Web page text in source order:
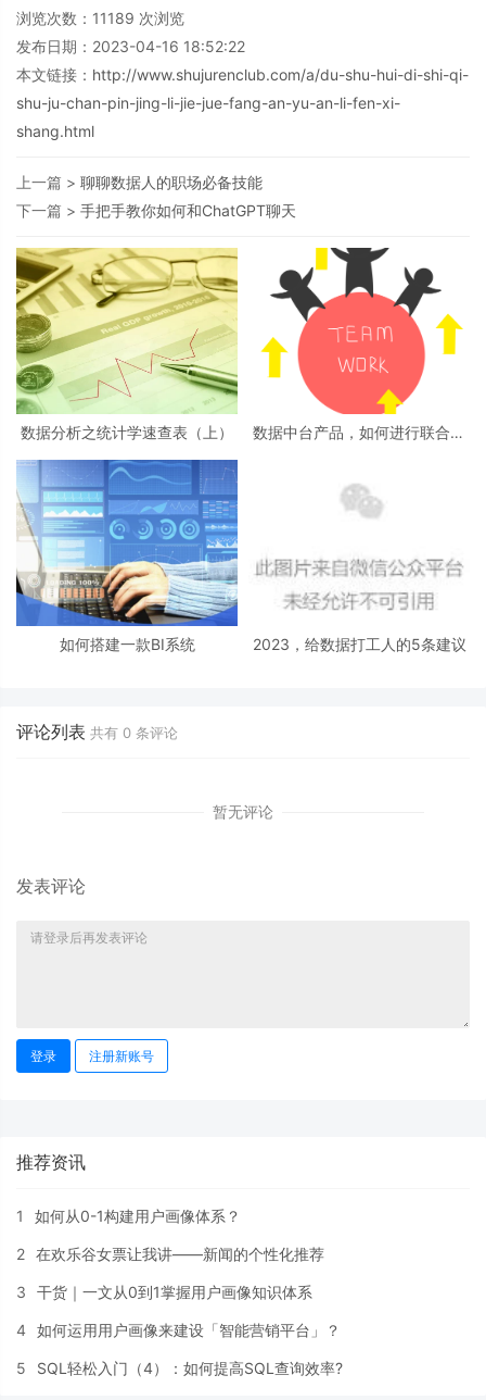
浏览次数： 11189 次浏览
发布日期：2023-04-16 18:52:22
本文链接： http://www.shujurenclub.com/a/du-shu-hui-di-shi-qi-
shu-ju-chan-pin-jing-li-jie-jue-fang-an-yu-an-li-fen-xi-
shang.html
上一篇 > 聊聊数据人的职场必备技能
下一篇 > 手把手教你如何和ChatGPT聊天
数据分析之统计学速查表（上）
数据中台产品，如何进行联合项
如何搭建一款BI系统 2023，给数据打工人的5条建议
评论列表 共有 0 条评论
暂无评论
发表评论
登录 注册新账号
推荐资讯
1 如何从0-1构建用户画像体系？
2 在欢乐谷女票让我讲——新闻的个性化推荐
3 干货｜一文从0到1掌握用户画像知识体系
4 如何运用用户画像来建设「智能营销平台」？
5 SQL轻松入门（4）：如何提高SQL查询效率?